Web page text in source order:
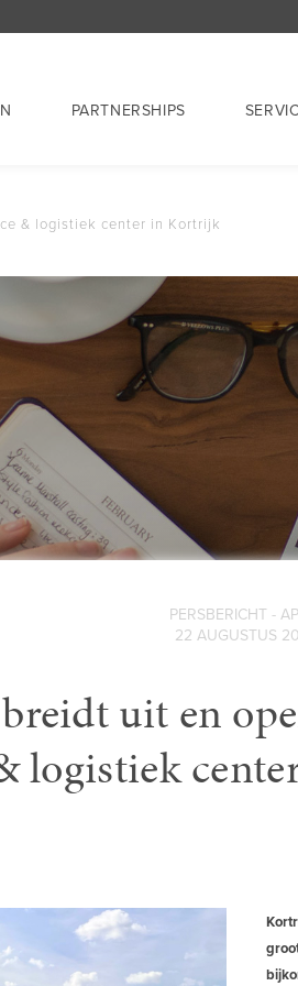
PARTNERSHIPS
& logistiek center in Kortrijk
PERSBERICHT -
22 AUGUSTUS
uit en
logistiek